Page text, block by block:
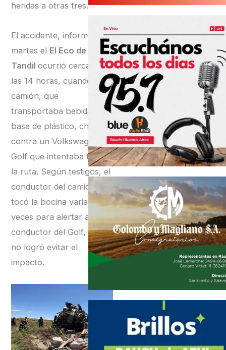
heridas a otras tres.
El accidente, informó este
martes el El Eco de
Tandilocurrió cerca de
las 14 horas, cuando el
camión, que
transportaba bebidas en
base de plástico, chocó
contra un Volkswagen
Golf que intentaba tomar
la ruta. Según testigos, el
conductor del camión
tocó la bocina varias
veces para alertar al
conductor del Golf, pero
no logró evitar el
impacto.